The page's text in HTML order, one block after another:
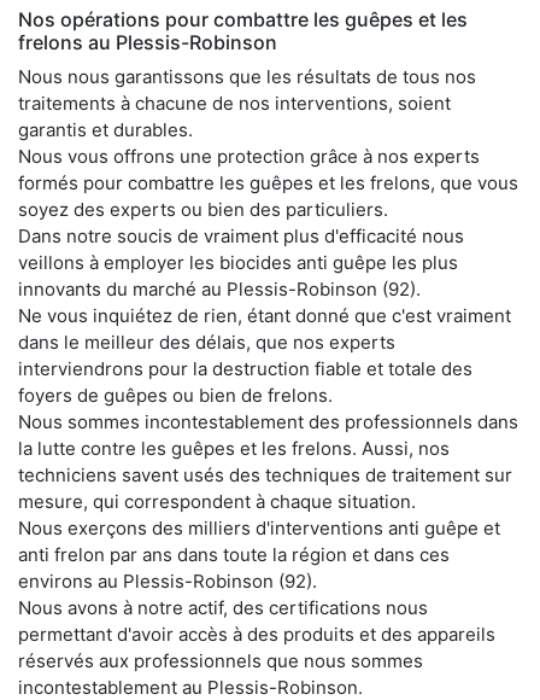
Nos opérations pour combattre les guêpes et les
frelons au Plessis-Robinson
Nous nous garantissons que les résultats de tous nos
traitements à chacune de nos interventions, soient
garantis et durables.
Nous vous offrons une protection grâce à nos experts
formés pour combattre les guêpes et les frelons, que vous
soyez des experts ou bien des particuliers.
Dans notre soucis de vraiment plus d'efficacité nous
veillons à employer les biocides anti guêpe les plus
innovants du marché au Plessis-Robinson (92).
Ne vous inquiétez de rien, étant donné que c'est vraiment
dans le meilleur des délais, que nos experts
interviendrons pour la destruction fiable et totale des
foyers de guêpes ou bien de frelons.
Nous sommes incontestablement des professionnels dans
la lutte contre les guêpes et les frelons. Aussi, nos
techniciens savent usés des techniques de traitement sur
mesure, qui correspondent à chaque situation.
Nous exerçons des milliers d'interventions anti guêpe et
anti frelon par ans dans toute la région et dans ces
environs au Plessis-Robinson (92).
Nous avons à notre actif, des certifications nous
permettant d'avoir accès à des produits et des appareils
réservés aux professionnels que nous sommes
incontestablement au Plessis-Robinson.